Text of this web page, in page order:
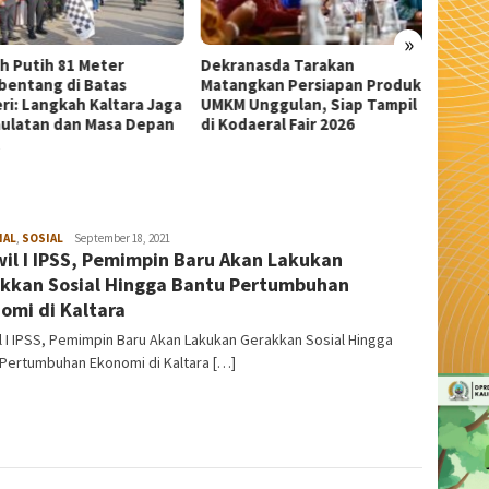
»
Tarakan
Persiapan Produk
Unggulan, Siap Tampil
Fair 2026
Wali Kota Tarakan Apresiasi
Beasiswa PIP Aspirasi Deddy
Sitorus untuk 209 Siswa
SOSIAL admin
September 18, 2021
I IPSS, Pemimpin Baru Akan Lakukan
Sosial Hingga Bantu Pertumbuhan
di Kaltara
I IPSS, Pemimpin Baru Akan Lakukan Gerakkan Sosial Hingga
Ekonomi di Kaltara […]